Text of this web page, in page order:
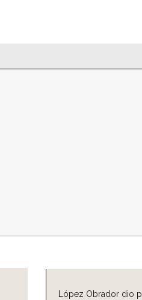
López Obrador dio